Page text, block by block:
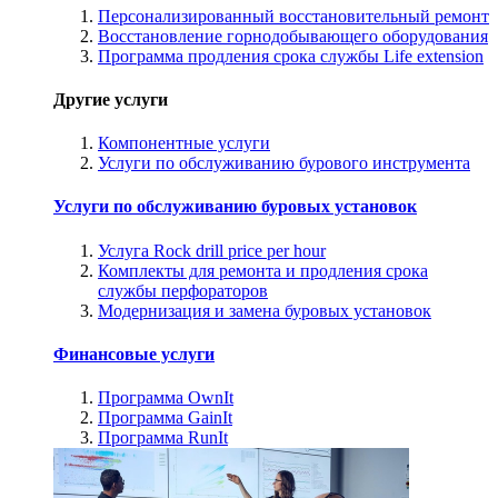
Персонализированный восстановительный ремонт
Восстановление горнодобывающего оборудования
Программа продления срока службы Life extension
Другие услуги
Компонентные услуги
Услуги по обслуживанию бурового инструмента
Услуги по обслуживанию буровых установок
Услуга Rock drill price per hour
Комплекты для ремонта и продления срока
службы перфораторов
Модернизация и замена буровых установок
Финансовые услуги
Программа OwnIt
Программа GainIt
Программа RunIt